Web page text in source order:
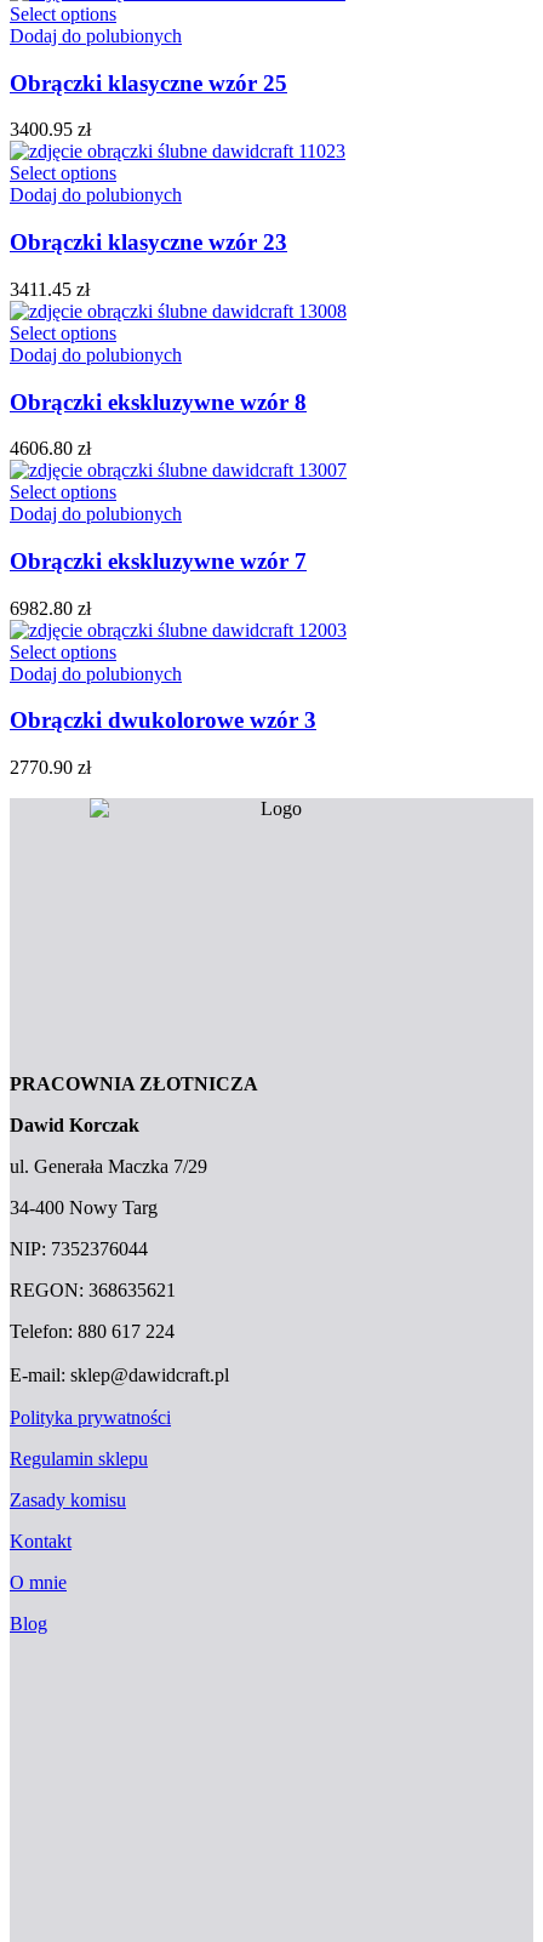
Select options
Dodaj do polubionych
Obrączki klasyczne wzór 25
3400.95 zł
Select options
Dodaj do polubionych
Obrączki klasyczne wzór 23
3411.45 zł
Select options
Dodaj do polubionych
Obrączki ekskluzywne wzór 8
4606.80 zł
Select options
Dodaj do polubionych
Obrączki ekskluzywne wzór 7
6982.80 zł
Select options
Dodaj do polubionych
Obrączki dwukolorowe wzór 3
2770.90 zł
PRACOWNIA ZŁOTNICZA
Dawid Korczak
ul. Generała Maczka 7/29
34-400 Nowy Targ
NIP: 7352376044
REGON: 368635621
Telefon: 880 617 224
E-mail: sklep@dawidcraft.pl
Polityka prywatności
Regulamin sklepu
Zasady komisu
Kontakt
O mnie
Blog